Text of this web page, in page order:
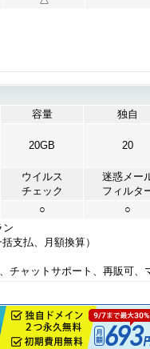
容量 独自
20GB 20
ウイルス
チェック
迷惑メー
フィルタ
○ ○
ン
支払、月額換算）
チャットサポート、再販可、